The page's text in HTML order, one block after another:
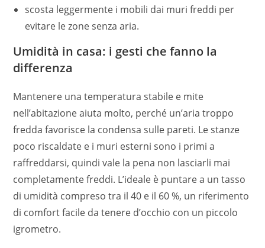
scosta leggermente i mobili dai muri freddi per
evitare le zone senza aria.
Umidità in casa: i gesti che fanno la
differenza
Mantenere una temperatura stabile e mite
nell’abitazione aiuta molto, perché un’aria troppo
fredda favorisce la condensa sulle pareti. Le stanze
poco riscaldate e i muri esterni sono i primi a
raffreddarsi, quindi vale la pena non lasciarli mai
completamente freddi. L’ideale è puntare a un tasso
di umidità compreso tra il 40 e il 60 %, un riferimento
di comfort facile da tenere d’occhio con un piccolo
igrometro.